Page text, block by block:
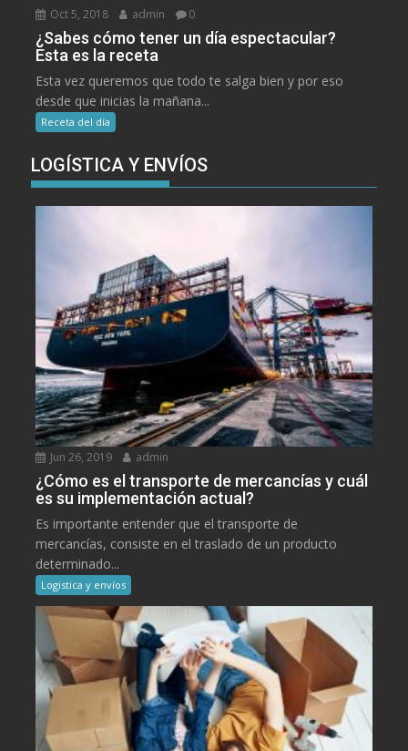
Oct 5, 2018 admin 0
¿Sabes cómo tener un día espectacular?
Esta es la receta
Esta vez queremos que todo te salga bien y por eso
desde que inicias la mañana...
Receta del día
LOGÍSTICA Y ENVÍOS
Jun 26, 2019 admin
¿Cómo es el transporte de mercancías y cuál
es su implementación actual?
Es importante entender que el transporte de
mercancías, consiste en el traslado de un producto
determinado...
Logistica y envíos